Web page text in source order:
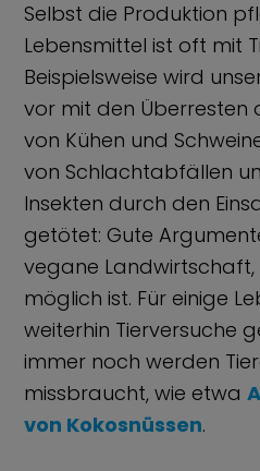
Selbst die Produktion
Lebensmittel ist oft mit
Beispielsweise wird
vor mit den Überresten
von Kühen und
von Schlachtabfällen
Insekten durch den
getötet: Gute
vegane
möglich ist. Für einige
weiterhin Tierversuche
immer noch werden
missbraucht, wie etwa
von Kokosnüssen.